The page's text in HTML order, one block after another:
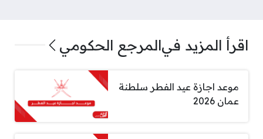
اقرأ المزيد فيالمرجع الحكومي
موعد اجازة عيد الفطر سلطنة
عمان 2026